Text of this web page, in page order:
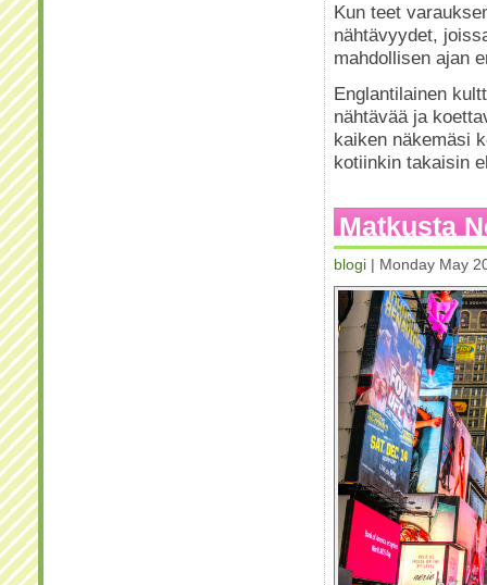
Kun teet
nähtävyydet,
mahdollisen ajan
Englantilainen
nähtävää ja
kaiken näkemäsi
kotiinkin takaisin
Matkusta
blogi | Monday May